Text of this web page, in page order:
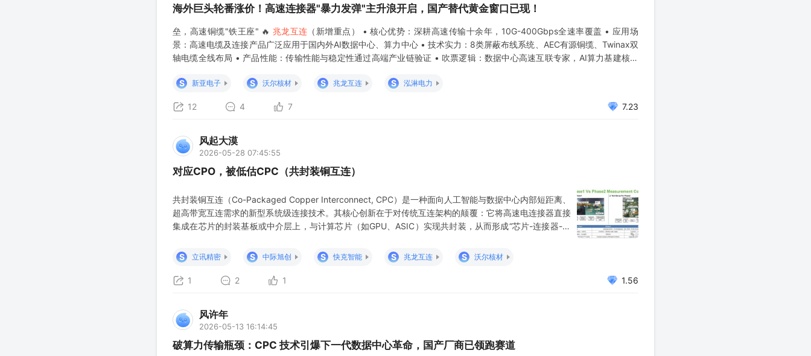
海外巨头轮番涨价！高速连接器"暴力发弹"主升浪开启，国产替代黄金窗口已现！
垒，高速铜缆"铁王座" 🔥 兆龙互连 （新增重点） • 核心优势：深耕高速传输十余年，10G-400Gbps全速率覆盖 • 应用场
景：高速电缆及连接产品广泛应用于国内外AI数据中心、算力中心 • 技术实力：8类屏蔽布线系统、AEC有源铜缆、Twinax双
轴电缆全线布局 • 产品性能：传输性能与稳定性通过高端产业链验证 • 吹票逻辑：数据中心高速互联专家，AI算力基建核心
S
新亚电子 S 沃尔核材 S 兆龙互连 S 泓淋电力
12 4 7 7.23
风起大漠
2026-05-28 07:45:55
对应CPO，被低估CPC（共封装铜互连）
共封装铜互连（Co-Packaged Copper Interconnect, CPC）是一种面向人工智能与数据中心内部短距离、
超高带宽互连需求的新型系统级连接技术。其核心创新在于对传统互连架构的颠覆：它将高速电连接器直接
集成在芯片的封装基板或中介层上，与计算芯片（如GPU、ASIC）实现共封装，从而形成“芯片-连接器-铜
亿级迈进，头部云厂商计划的AI单集群GPU数量向十万卡级迈进 。海量GPU之
S 立讯精密 S 中际旭创 S 快克智能 S 兆龙互连 S 沃尔核材
1 2 1 1.56
风许年
2026-05-13 16:14:45
破算力传输瓶颈：CPC 技术引爆下一代数据中心革命，国产厂商已领跑赛道